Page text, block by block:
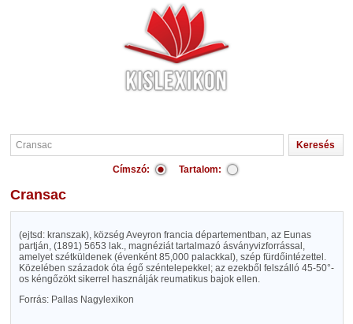
Címszó: Tartalom:
Cransac
(ejtsd: kranszak), község Aveyron francia départementban, az Eunas
partján, (1891) 5653 lak., magnéziát tartalmazó ásványvizforrással,
amelyet szétküldenek (évenként 85,000 palackkal), szép fürdőintézettel.
Közelében századok óta égő széntelepekkel; az ezekből felszálló 45-50°-
os kéngőzökt sikerrel használják reumatikus bajok ellen.
Forrás: Pallas Nagylexikon